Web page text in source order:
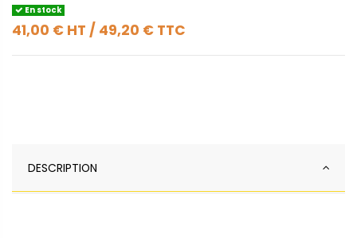
En stock
41,00 € HT / 49,20 € TTC
DESCRIPTION